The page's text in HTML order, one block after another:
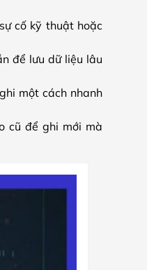
cố kỹ thuật hoặc
để lưu dữ liệu lâu
một cách nhanh
cũ để ghi mới mà